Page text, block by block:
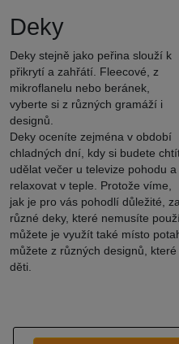
Deky
Deky stejně jako peřina slouží k
přikrytí a zahřátí. Fleecové, z
mikroflanelu nebo beránek,
vyberte si z různých gramáží i
designů.
Deky oceníte zejména v období
chladných dní, kdy si budete
udělat večer u televize pohodu a
relaxovat v teple. Protože víme,
jak je pro vás pohodlí důležité,
různé deky, které nemusíte
můžete je využít také místo
můžete z různých designů,
děti.